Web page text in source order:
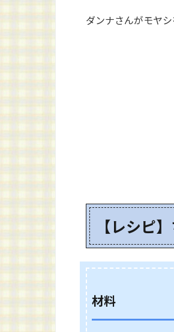
ダンナさんがモヤ
【レシピ
材料